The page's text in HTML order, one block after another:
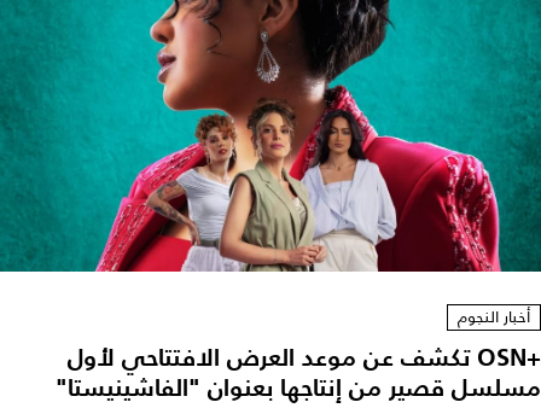
أخبار النجوم
+OSN تكشف عن موعد العرض الافتتاحي لأول
مسلسل قصير من إنتاجها بعنوان "الفاشينيستا"